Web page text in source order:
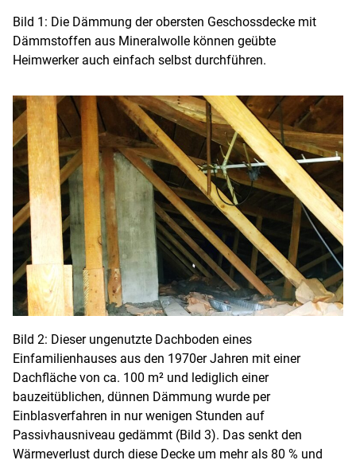
Bild 1: Die Dämmung der obersten Geschossdecke mit
Dämmstoffen aus Mineralwolle können geübte
Heimwerker auch einfach selbst durchführen.
Bild 2: Dieser ungenutzte Dachboden eines
Einfamilienhauses aus den 1970er Jahren mit einer
Dachfläche von ca. 100 m² und lediglich einer
bauzeitüblichen, dünnen Dämmung wurde per
Einblasverfahren in nur wenigen Stunden auf
Passivhausniveau gedämmt (Bild 3). Das senkt den
Wärmeverlust durch diese Decke um mehr als 80 % und